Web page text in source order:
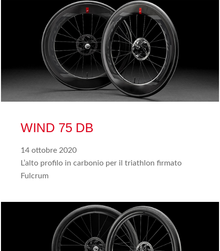
WIND 75 DB
14 ottobre 2020
L’alto profilo in carbonio per il triathlon firmato
Fulcrum